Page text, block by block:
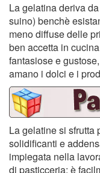
La gelatina deriva
suino) benchè
meno diffuse delle
ben accetta in
fantasiose e
amano i dolci e i
La gelatine si sfrutta
solidificanti e
impiegata nella
di pasticceria; è